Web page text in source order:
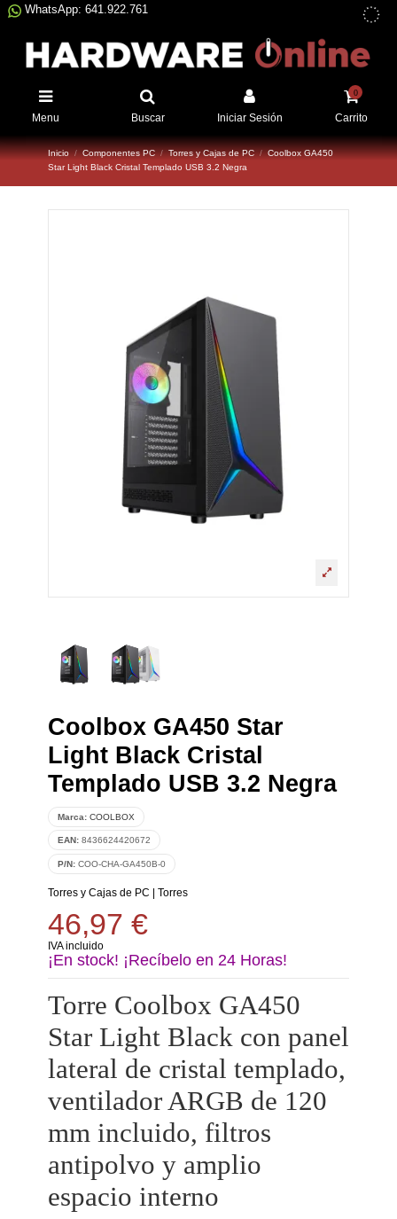
WhatsApp: 641.922.761
Menu Buscar Iniciar Sesión
0
Carrito
Inicio Componentes PC Torres y Cajas de PC
Coolbox GA450
Star Light Black Cristal Templado USB 3.2 Negra
Coolbox GA450 Star
Light Black Cristal
Templado USB 3.2 Negra
Marca: COOLBOX
EAN: 8436624420672
P/N: COO-CHA-GA450B-0
Torres y Cajas de PC Torres
46,97 €
IVA incluido
¡En stock! ¡Recíbelo en 24 Horas!
Torre Coolbox GA450
Star Light Black con panel
lateral de cristal templado,
ventilador ARGB de 120
mm incluido, filtros
antipolvo y amplio
espacio interno